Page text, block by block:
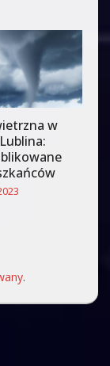
w
.